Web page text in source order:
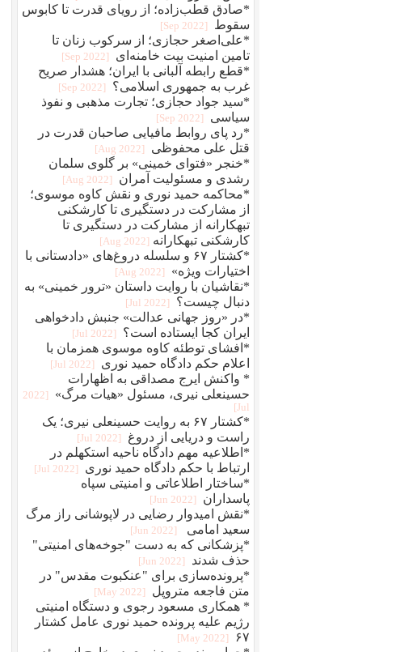
*صادق قطب‌زاده؛ از رویای قدرت تا کابوس
سقوط
[2022 Sep]
*علی‌اصغر حجازی؛ از سرکوب زنان تا
تامین امنیت بیت خامنه‌ای
[2022 Sep]
*قطع رابطه آلبانی با ایران؛ هشدار صریح
غرب به جمهوری اسلامی؟
[2022 Sep]
*سید جواد حجازی؛ تجارت مذهبی و نفوذ
سیاسی
[2022 Sep]
*رد پای روابط مافيایی صاحبان قدرت در
قتل علی محفوظی
[2022 Aug]
*خنجر «فتوای خمینی» بر گلوی سلمان
رشدی و مسئولیت آمران
[2022 Aug]
*محاکمه حمید نوری و نقش کاوه موسوی؛
از مشارکت در دستگیری تا کارشکنی
تبهکارانه از مشارکت در دستگیری تا
کارشکنی تبهکارانه [2022 Aug]
*کشتار ۶۷ و سلسله دروغ‌های «دادستانی با
اختیارات ویژه»
[2022 Aug]
*نقاشیان با روایت داستان «ترور خمینی» به
دنبال چیست؟
[2022 Jul]
*در «روز جهانی عدالت» جنبش دادخواهی
ایران کجا ایستاده است؟
[2022 Jul]
*افشای توطئه کاوه موسوی همزمان با
اعلام حکم دادگاه حمید نوری
[2022 Jul]
* واکنش ایرج مصداقی به اظهارات
حسینعلی نیری، مسئول «هیات مرگ»
[2022
Jul]
*کشتار ۶۷ به روایت حسینعلی نیری؛ یک
راست و دریایی از دروغ
[2022 Jul]
*اطلاعیه مهم دادگاه ناحیه استکهلم در
ارتباط با حکم دادگاه حمید نوری
[2022 Jul]
*ساختار اطلاعاتی و امنیتی سپاه
پاسداران
[2022 Jun]
*نقش امیدوار رضایی در لاپوشانی راز مرگ
سعید امامی
[2022 Jun]
*پزشکانی که به دست "جوخه‌های امنیتی"
حذف شدند
[2022 Jun]
*پرونده‌سازی برای "عنکبوت مقدس" در
متن فاجعه متروپل
[2022 May]
* همکاری مسعود رجوی و دستگاه امنیتی
رژیم علیه پرونده حمید نوری عامل کشتار
۶۷
[2022 May]